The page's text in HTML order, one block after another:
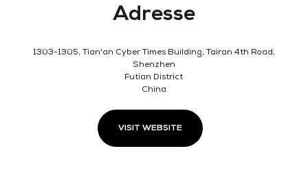
Adresse
1303-1305, Tian'an Cyber Times Building, Tairan 4th Road,
Shenzhen
Futian District
China
VISIT WEBSITE